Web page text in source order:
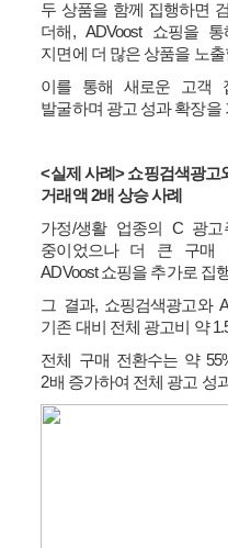
두 상품을 함께 집행하면
더해 , ADVoost 쇼핑을
지면에 더 많은 상품을 노
이를 통해 새로운 고객
발굴하며 광고 성과 확장을
<실제 사례>쇼핑검색광고
거래액 2배 상승 사례
가정/생활 업종의 C 광
중이었으나 더 큰 구매
ADVoost쇼핑을 추가로 집
그 결과, 쇼핑검색광고와
기존 대비 전체 광고비 약
전체 구매 전환수는 약
2배 증가하여 전체 광고 성